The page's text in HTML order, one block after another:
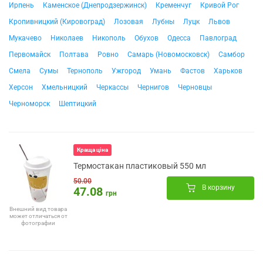
Ирпень
Каменское (Днепродзержинск) Кременчуг
Кривой Рог
Кропивницкий (Кировоград)
Лозовая Лубны Луцк
Львов
Мукачево
Николаев Никополь Обухов Одесса
Павлоград
Первомайск
Полтава Ровно Самарь (Новомосковск)
Самбор
Смела
Сумы Тернополь Ужгород Умань Фастов
Харьков
Херсон
Хмельницкий Черкассы Чернигов
Черновцы
Черноморск
Шептицкий
Внешний вид товара
может отличаться от
фотографии
Краща ціна
Термостакан пластиковый 550 мл
50.00
47.08 грн
В корзину